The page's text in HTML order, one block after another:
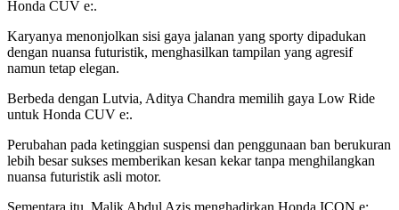
Honda CUV e:.
Karyanya menonjolkan sisi gaya jalanan yang sporty dipadukan
dengan nuansa futuristik, menghasilkan tampilan yang agresif
namun tetap elegan.
Berbeda dengan Lutvia, Aditya Chandra memilih gaya Low Ride
untuk Honda CUV e:.
Perubahan pada ketinggian suspensi dan penggunaan ban berukuran
lebih besar sukses memberikan kesan kekar tanpa menghilangkan
nuansa futuristik asli motor.
Sementara itu, Malik Abdul Azis menghadirkan Honda ICON e: